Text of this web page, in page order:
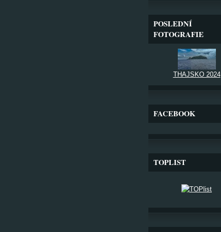
POSLEDNÍ
FOTOGRAFIE
THAJSKO 2024
FACEBOOK
TOPLIST